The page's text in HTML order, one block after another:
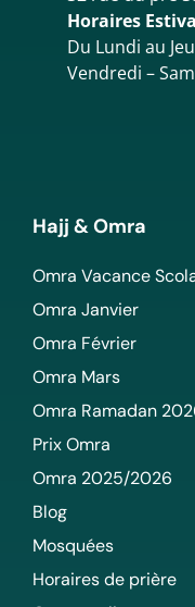
Horaires
Du Lundi au
Vendredi –
Hajj & Omra
Omra Vacance
Omra Janvier
Omra Février
Omra Mars
Omra Ramadan
Prix Omra
Omra 2025/2026
Blog
Mosquées
Horaires de prière